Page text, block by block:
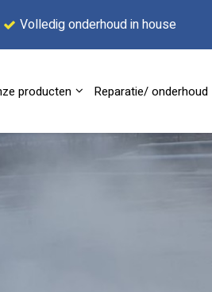
Volledig onderhoud in house
producten Reparatie/ onderhoud